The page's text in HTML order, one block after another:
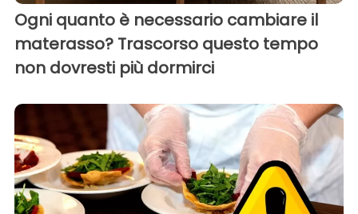
Ogni quanto è necessario cambiare il
materasso? Trascorso questo tempo
non dovresti più dormirci